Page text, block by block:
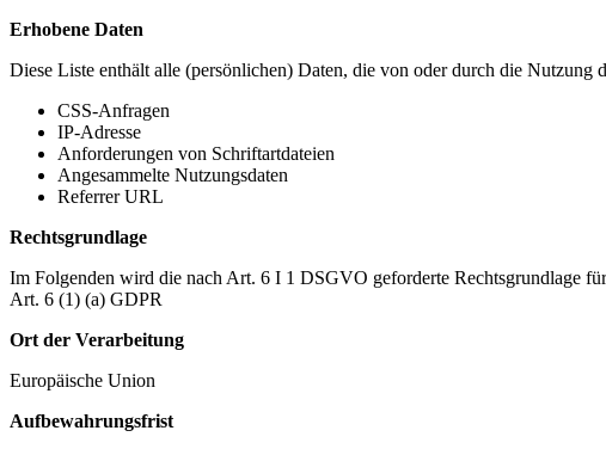
Erhobene Daten
Diese Liste enthält alle (persönlichen) Daten, die von oder durch die Nutzung
CSS-Anfragen
IP-Adresse
Anforderungen von Schriftartdateien
Angesammelte Nutzungsdaten
Referrer URL
Rechtsgrundlage
Im Folgenden wird die nach Art. 6 I 1 DSGVO geforderte Rechtsgrundlage
Art. 6 (1) (a) GDPR
Ort der Verarbeitung
Europäische Union
Aufbewahrungsfrist